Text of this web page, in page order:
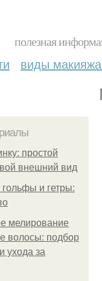
полезная
виды
простой
внешний вид
гольфы и гетры:
мелирование
волосы: подбор
ухода за